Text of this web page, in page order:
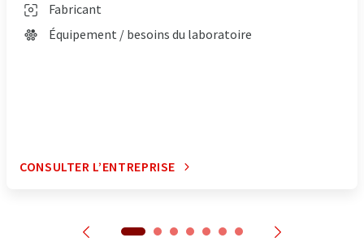
Fabricant
Équipement / besoins du laboratoire
CONSULTER L’ENTREPRISE